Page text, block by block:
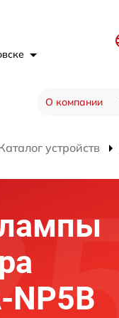
О компании
устройств
NP5B